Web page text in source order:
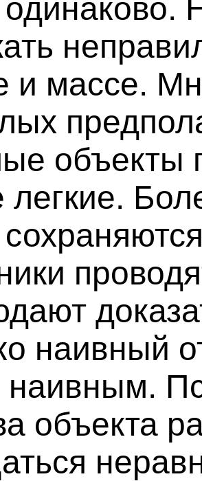
одинаково.
и массе.
объекты
легкие.
наивный
наивным.
объекта